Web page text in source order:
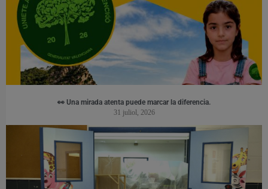
👀 Una mirada atenta puede marcar la diferencia.
31 juliol, 2026